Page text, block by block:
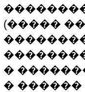
(�����
�
�